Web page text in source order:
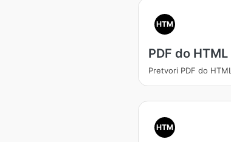
HTM
PDF do HTML
Pretvori PDF do HTML
HTM